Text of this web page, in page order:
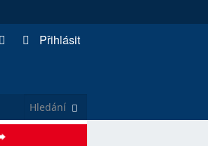
Přihlásit